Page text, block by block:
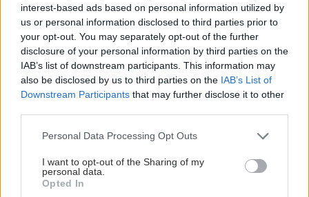
interest-based ads based on personal information utilized by
us or personal information disclosed to third parties prior to
your opt-out. You may separately opt-out of the further
disclosure of your personal information by third parties on the
IAB’s list of downstream participants. This information may
also be disclosed by us to third parties on the IAB’s List of
Downstream Participants that may further disclose it to other
Please note that this website/app uses one or more Google
not limited to your visit or usage behaviour. You may click to
grant or deny consent to Google and its third-party tags to
use your data for below specified purposes in below Google
Personal Data Processing Opt Outs
I want to opt-out of the Sharing of my
personal data.
Opted In
της δράσης της Εταιρεία Νόσου Κοιλιοκάκης.